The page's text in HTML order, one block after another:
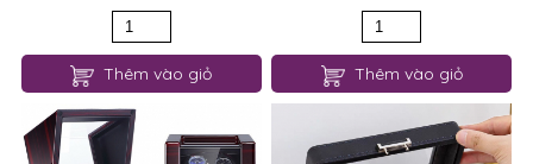
Thêm vào giỏ Thêm vào giỏ